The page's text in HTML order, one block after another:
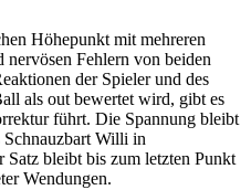
Höhepunkt mit mehreren
Fehlern von beiden
der Spieler und des
als out bewertet wird, gibt es
führt. Die Spannung bleibt
Schnauzbart Willi in
bleibt bis zum letzten Punkt
Wendungen.